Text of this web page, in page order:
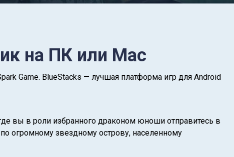
на ПК или Mac
Game. BlueStacks — лучшая платформа игр для Android
вы в роли избранного драконом юноши отправитесь в
огромному звездному острову, населенному